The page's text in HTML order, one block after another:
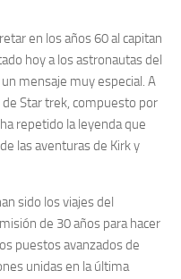
en los años 60 al capitan
hoy a los astronautas del
mensaje muy especial. A
Star trek, compuesto por
repetido la leyenda que
las aventuras de Kirk y
sido los viajes del
de 30 años para hacer
puestos avanzados de
unidas en la última